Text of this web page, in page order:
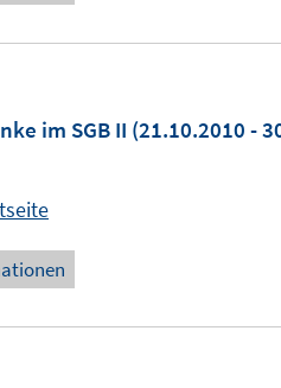
im SGB II (21.10.2010 -